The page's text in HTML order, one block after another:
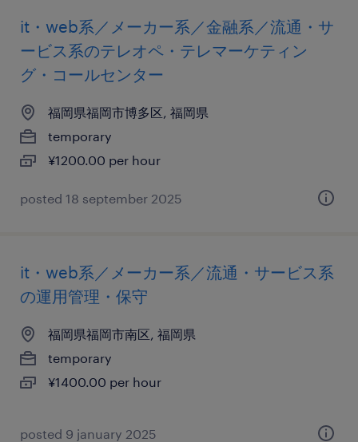
it・web系／メーカー系／金融系／流通・サ
ービス系のテレオペ・テレマーケティン
グ・コールセンター
福岡県福岡市博多区, 福岡県
temporary
¥1200.00 per hour
posted 18 september 2025
it・web系／メーカー系／流通・サービス系
の運用管理・保守
福岡県福岡市南区, 福岡県
temporary
¥1400.00 per hour
posted 9 january 2025